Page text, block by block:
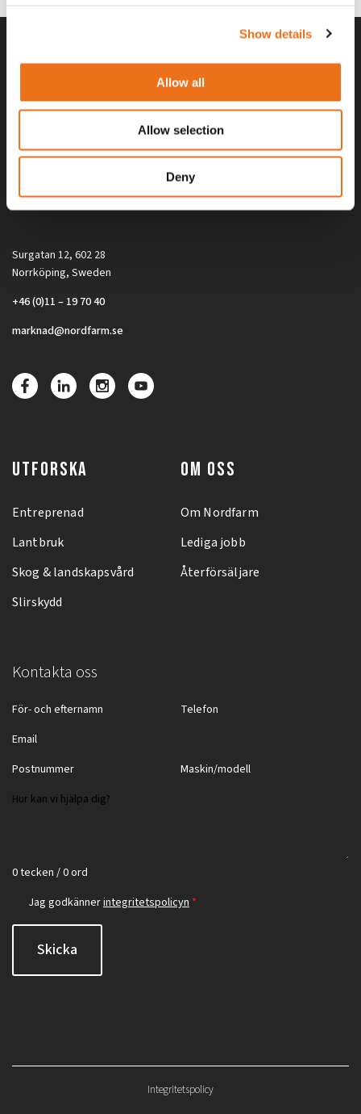
Show details
Allow all
Allow selection
Deny
Alla priser på tillbehör och tillval gäller vid köp av ny maskin. Priserna
gäller inte vid köp av enskild produkt, till exempel
Surgatan 12, 602 28
Norrköping, Sweden
+46 (0)11 – 19 70 40
marknad@nordfarm.se
UTFORSKA
Entreprenad
Lantbruk
Skog & landskapsvård
Slirskydd
OM OSS
Om Nordfarm
Lediga jobb
Återförsäljare
Kontakta oss
0 tecken / 0 ord
Jag godkännerintegritetspolicyn *
Skicka
Integritetspolicy